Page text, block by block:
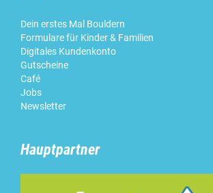
Dein erstes Mal Bouldern
Formulare für Kinder & Familien
Digitales Kundenkonto
Gutscheine
Café
Jobs
Newsletter
Hauptpartner